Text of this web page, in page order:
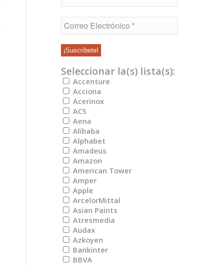
Seleccionar la(s) lista(s):
Accenture
Acciona
Acerinox
ACS
Aena
Alibaba
Alphabet
Amadeus
Amazon
American Tower
Amper
Apple
ArcelorMittal
Asian Paints
Atresmedia
Audax
Azkoyen
Bankinter
BBVA